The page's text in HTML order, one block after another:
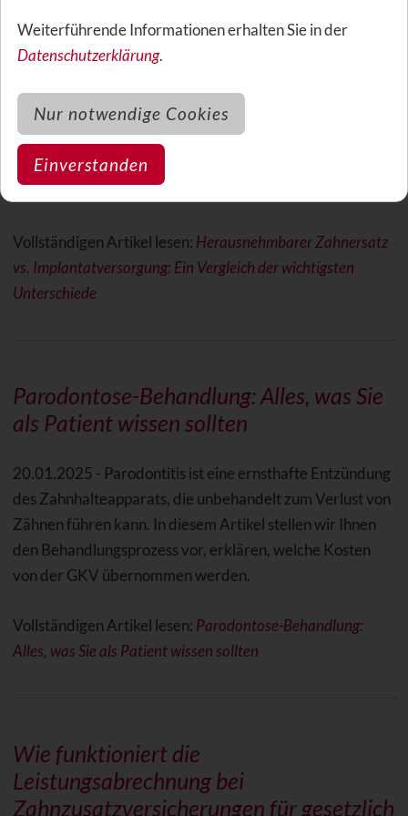
wichtigsten Unterschiede
10.02.2025 - Zahnersatz ist eine wichtige Maßnahme,
wenn ein oder mehrere Zähne fehlen. Dabei gibt es
unterschiedliche Optionen, wie etwa den
herausnehmbaren Zahnersatz (z. B. Prothesen) und die
Vollständigen Artikel lesen: Herausnehmbarer Zahnersatz
vs. Implantatversorgung: Ein Vergleich der wichtigsten
Unterschiede
Parodontose-Behandlung: Alles, was Sie
als Patient wissen sollten
20.01.2025 - Parodontitis ist eine ernsthafte Entzündung
des Zahnhalteapparats, die unbehandelt zum Verlust von
Zähnen führen kann. In diesem Artikel stellen wir Ihnen
den Behandlungsprozess vor, erklären, welche Kosten
von der GKV übernommen werden.
Vollständigen Artikel lesen: Parodontose-Behandlung:
Alles, was Sie als Patient wissen sollten
Wie funktioniert die
Leistungsabrechnung bei
Zahnzusatzversicherungen für gesetzlich
Weiterführende Informationen erhalten Sie in der
Datenschutzerklärung.
Nur notwendige Cookies
Einverstanden